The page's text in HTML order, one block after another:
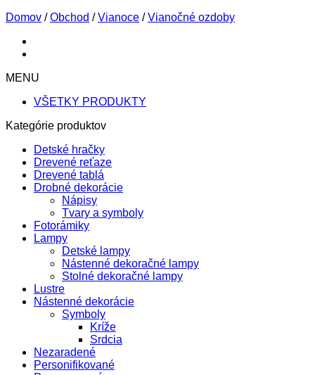
Domov / Obchod / Vianoce / Vianočné ozdoby
MENU
VŠETKY PRODUKTY
Kategórie produktov
Detské hračky
Drevené reťaze
Drevené tablá
Drobné dekorácie
Nápisy
Tvary a symboly
Fotorámiky
Lampy
Detské lampy
Nástenné dekoračné lampy
Stolné dekoračné lampy
Lustre
Nástenné dekorácie
Symboly
Kríže
Srdcia
Nezaradené
Personifikované